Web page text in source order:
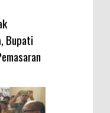
Bupati